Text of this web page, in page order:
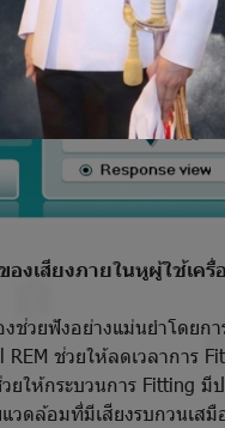
องเสียงภายในหูผู้ใช้เค
วยฟังอย่างแม่นยำโดยกา
ช่วยให้ลดเวลาการ
ห้กระบวนการ Fitting มีป
ล้อมที่มีเสียงรบกวนเสมื